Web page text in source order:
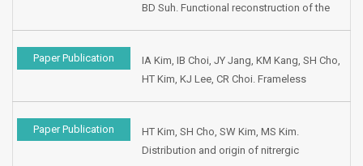
Korea.
BD Suh. Functional reconstruction of the
meeting of Otolaryngology-Head and
Neck Surgery, 1998, Seoul, Korea.
Paper Publication
IA Kim, IB Choi, JY Jang, KM Kang, SH Cho,
HT Kim, KJ Lee, CR Choi. Frameless
Presented at the Korean Society of Head
and Neck Oncology, 1998, Seoul, Korea.
Paper Publication
HT Kim, SH Cho, SW Kim, MS Kim.
Distribution and origin of nitrergic